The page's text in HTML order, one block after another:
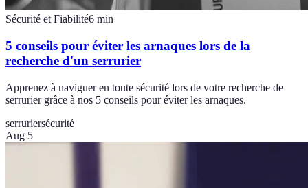
Sécurité et Fiabilité6 min
5 conseils pour éviter les arnaques lors de la
recherche d'un serrurier
Apprenez à naviguer en toute sécurité lors de votre recherche de
serrurier grâce à nos 5 conseils pour éviter les arnaques.
serruriersécurité
Aug 5